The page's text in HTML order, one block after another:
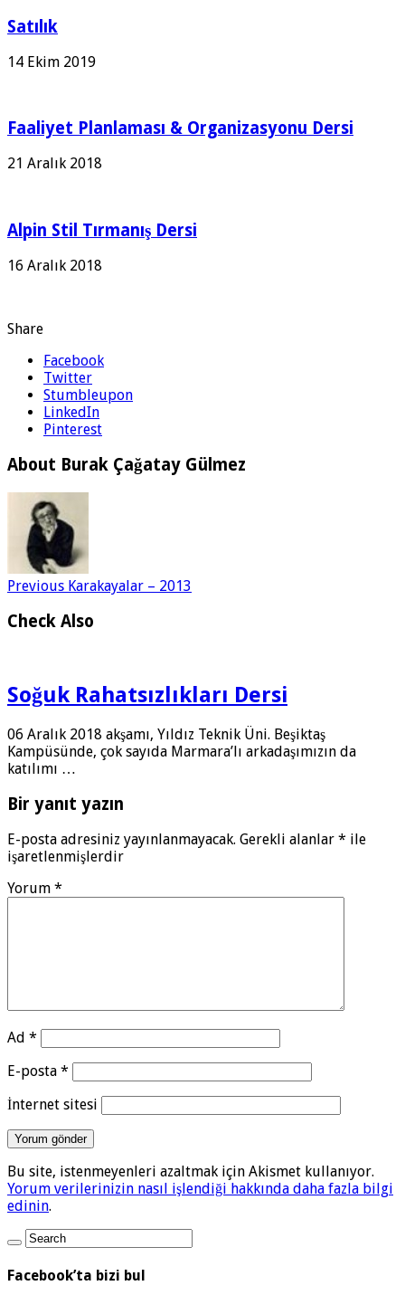
Satılık
14 Ekim 2019
Faaliyet Planlaması & Organizasyonu Dersi
21 Aralık 2018
Alpin Stil Tırmanış Dersi
16 Aralık 2018
Share
Facebook
Twitter
Stumbleupon
LinkedIn
Pinterest
About Burak Çağatay Gülmez
Previous Karakayalar – 2013
Check Also
Soğuk Rahatsızlıkları Dersi
06 Aralık 2018 akşamı, Yıldız Teknik Üni. Beşiktaş
Kampüsünde, çok sayıda Marmara’lı arkadaşımızın da
katılımı …
Bir yanıt yazın
E-posta adresiniz yayınlanmayacak. Gerekli alanlar * ile
işaretlenmişlerdir
Yorum *
Ad *
E-posta *
İnternet sitesi
Bu site, istenmeyenleri azaltmak için Akismet kullanıyor.
Yorum verilerinizin nasıl işlendiği hakkında daha fazla bilgi
edinin.
Facebook’ta bizi bul